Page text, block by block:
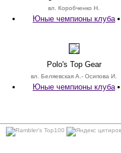
вл. Коробченко Н.
Юные чемпионы клуба
Polo's Top Gear
вл. Беляевская А.- Осипова И.
Юные чемпионы клуба